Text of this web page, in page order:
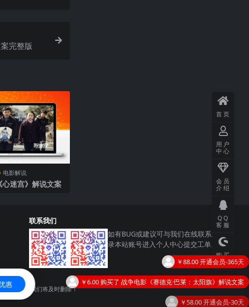
完整版
电影解说
心迷宫》解说文案
联系我们
如有BUG或建议可与我们在线联系或登
录本站账号进入个人中心提交工单。
系站长，我们将及时删除！
首页
用户
中心
会员
介绍
QQ
客服
购买
主题
￥6.00购买了 战争电影《赛德克·巴莱：太阳旗》解说文案
￥58.00开通会员-30天
励志片《野性的呼唤》影评 解说素材
惠